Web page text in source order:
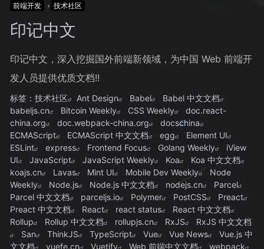
前端开发 技术社区
印记中文
印记中文，深入挖掘国外前端新领域，为中国 Web 前端开
发人员提供优质文档!!
标签： 技术社区 Ant Design Babel
Babel 中文文档
babeljs.cn
Bitcoin Weekly CSS Weekly
doc.react-
china.org
doc.webpack-china.org
docschina
ECMAScript
ECMAScript 中文文档 egg
Element UI
ESLint
express Frontend Focus Golang Weekly
iView
UI
JavaScript JavaScript Weekly Koa
Koa 中文文档
koajs.cn
Lavas Mint UI Mobile Dev Weekly
Node
Weekly
Node.js Node.js 中文文档 nodejs.cn
Parcel
Parcel 中文文档
parceljs.io Polymer PostCSS
Preact
Preact 中文文档
React react status
React 中文文档
Rollup
Rollup 中文文档 rollupjs.cn RxJS
RxJS 中文文档
San
ThinkJS TypeScript Vue Vue News
Vue.js 中
文文档
vuefe.cn Vuetify Web 前端中文文档
webpack